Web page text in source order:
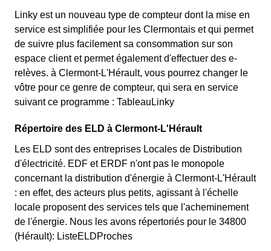
Linky est un nouveau type de compteur dont la mise en
service est simplifiée pour les Clermontais et qui permet
de suivre plus facilement sa consommation sur son
espace client et permet également d'effectuer des e-
relèves. à Clermont-L'Hérault, vous pourrez changer le
vôtre pour ce genre de compteur, qui sera en service
suivant ce programme : TableauLinky
Répertoire des ELD à Clermont-L'Hérault
Les ELD sont des entreprises Locales de Distribution
d'électricité. EDF et ERDF n'ont pas le monopole
concernant la distribution d'énergie à Clermont-L'Hérault
: en effet, des acteurs plus petits, agissant à l'échelle
locale proposent des services tels que l'acheminement
de l'énergie. Nous les avons répertoriés pour le 34800
(Hérault): ListeELDProches